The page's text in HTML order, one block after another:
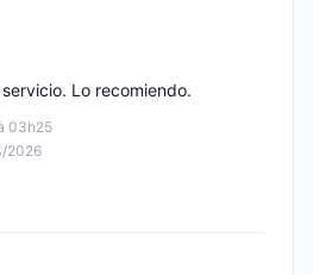
03h25
2026
Lo recomiendo.